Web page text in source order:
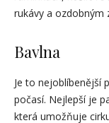
rukávy a ozdobným
Bavlna
Je to nejoblíbenější
počasí. Nejlepší je
která umožňuje